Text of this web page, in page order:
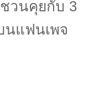
วนคุยกับ 3
นแฟนเพจ